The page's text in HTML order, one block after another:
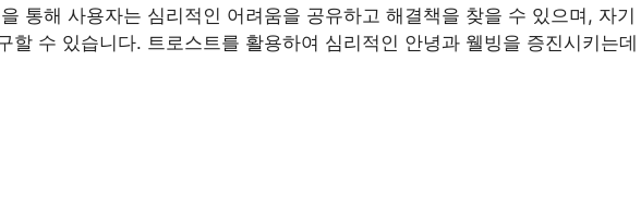
통해 사용자는 심리적인 어려움을 공유하고 해결책을 찾을 수 있으며, 자기
할 수 있습니다. 트로스트를 활용하여 심리적인 안녕과 웰빙을 증진시키는데